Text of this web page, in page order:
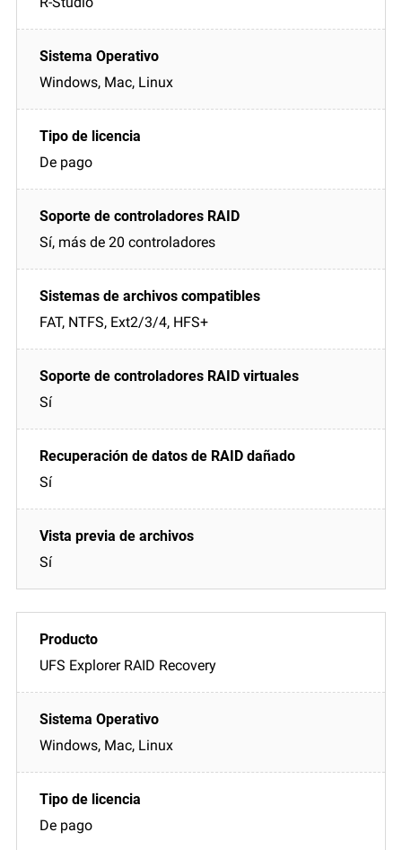
Windows, Mac, Linux
De pago
Sí, más de 20 controladores
FAT, NTFS, Ext2/3/4, HFS+
Sí
Sí
Sí
UFS Explorer RAID Recovery
Windows, Mac, Linux
De pago